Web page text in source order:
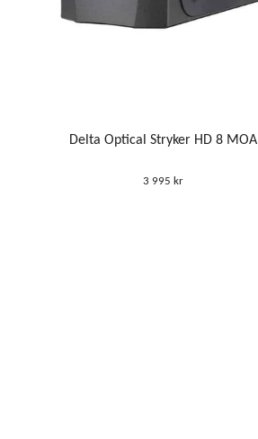
Delta Optical Stryker HD 8 MOA
3 995 kr